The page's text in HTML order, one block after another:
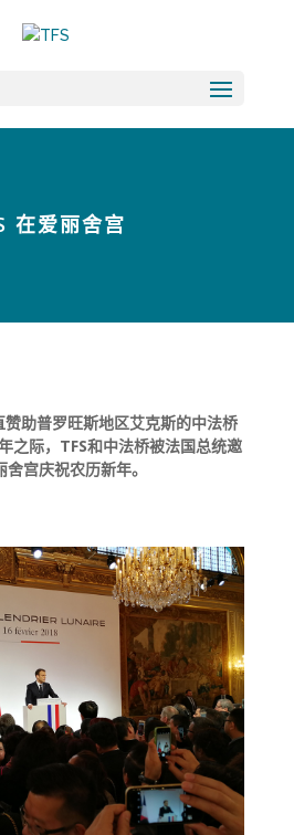
在爱丽舍宫
助普罗旺斯地区艾克斯的中法桥
之际，TFS和中法桥被法国总统邀
舍宫庆祝农历新年。